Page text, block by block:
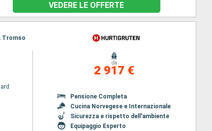
VEDERE LE OFFERTE
Tromso
da
2 917 €
Pensione Completa
Cucina Norvegese e Internazionale
Sicurezza e rispetto dell'ambiente
Equipaggio Esperto